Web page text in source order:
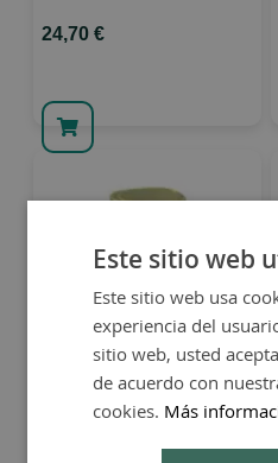
24,70 €
Aliplus 90 perlas -
Internature
Este sitio web
Este sitio web usa
experiencia del
sitio web, usted
de acuerdo con
cookies. Más